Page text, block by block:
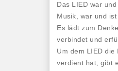
Das LIED war
Musik, war und
Es lädt zum
verbindet und
Um dem LIED
verdient hat, gibt